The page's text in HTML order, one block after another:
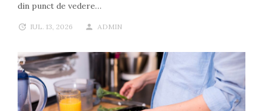
din punct de vedere…
IUL. 13, 2026 ADMIN